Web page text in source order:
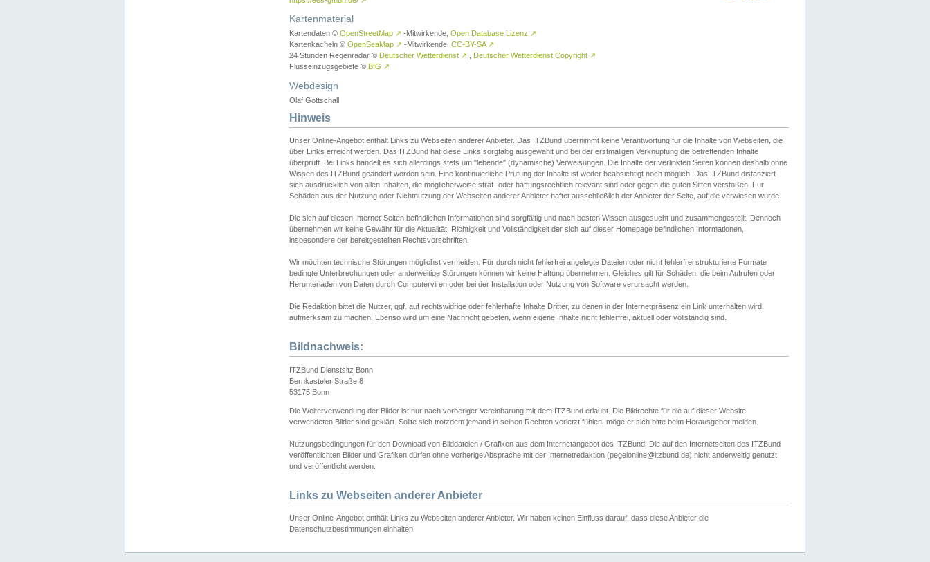
Kartenmaterial
Kartendaten © OpenStreetMap ↗ -Mitwirkende, Open Database Lizenz ↗
Kartenkacheln © OpenSeaMap ↗ -Mitwirkende, CC-BY-SA ↗
24 Stunden Regenradar © Deutscher Wetterdienst ↗ Deutscher Wetterdienst Copyright ↗
Flusseinzugsgebiete © BfG ↗
Webdesign
Olaf Gottschall
Hinweis
Unser Online-Angebot enthält Links zu Webseiten anderer Anbieter. Das ITZBund übernimmt keine Verantwortung für die Inhalte von Webseiten, die
über Links erreicht werden. Das ITZBund hat diese Links sorgfältig ausgewählt und bei der erstmaligen Verknüpfung die betreffenden Inhalte
überprüft. Bei Links handelt es sich allerdings stets um "lebende" (dynamische) Verweisungen. Die Inhalte der verlinkten Seiten können deshalb ohne
Wissen des ITZBund geändert worden sein. Eine kontinuierliche Prüfung der Inhalte ist weder beabsichtigt noch möglich. Das ITZBund distanziert
sich ausdrücklich von allen Inhalten, die möglicherweise straf- oder haftungsrechtlich relevant sind oder gegen die guten Sitten verstoßen. Für
Schäden aus der Nutzung oder Nichtnutzung der Webseiten anderer Anbieter haftet ausschließlich der Anbieter der Seite, auf die verwiesen wurde.
Die sich auf diesen Internet-Seiten befindlichen Informationen sind sorgfältig und nach besten Wissen ausgesucht und zusammengestellt. Dennoch
übernehmen wir keine Gewähr für die Aktualität, Richtigkeit und Vollständigkeit der sich auf dieser Homepage befindlichen Informationen,
insbesondere der bereitgestellten Rechtsvorschriften.
Wir möchten technische Störungen möglichst vermeiden. Für durch nicht fehlerfrei angelegte Dateien oder nicht fehlerfrei strukturierte Formate
bedingte Unterbrechungen oder anderweitige Störungen können wir keine Haftung übernehmen. Gleiches gilt für Schäden, die beim Aufrufen oder
Herunterladen von Daten durch Computerviren oder bei der Installation oder Nutzung von Software verursacht werden.
Die Redaktion bittet die Nutzer, ggf. auf rechtswidrige oder fehlerhafte Inhalte Dritter, zu denen in der Internetpräsenz ein Link unterhalten wird,
aufmerksam zu machen. Ebenso wird um eine Nachricht gebeten, wenn eigene Inhalte nicht fehlerfrei, aktuell oder vollständig sind.
Bildnachweis:
ITZBund Dienstsitz Bonn
Bernkasteler Straße 8
53175 Bonn
Die Weiterverwendung der Bilder ist nur nach vorheriger Vereinbarung mit dem ITZBund erlaubt. Die Bildrechte für die auf dieser Website
verwendeten Bilder sind geklärt. Sollte sich trotzdem jemand in seinen Rechten verletzt fühlen, möge er sich bitte beim Herausgeber melden.
Nutzungsbedingungen für den Download von Bilddateien / Grafiken aus dem Internetangebot des ITZBund: Die auf den Internetseiten des ITZBund
veröffentlichten Bilder und Grafiken dürfen ohne vorherige Absprache mit der Internetredaktion (pegelonline@itzbund.de) nicht anderweitig genutzt
und veröffentlicht werden.
Links zu Webseiten anderer Anbieter
Unser Online-Angebot enthält Links zu Webseiten anderer Anbieter. Wir haben keinen Einfluss darauf, dass diese Anbieter die
Datenschutzbestimmungen einhalten.